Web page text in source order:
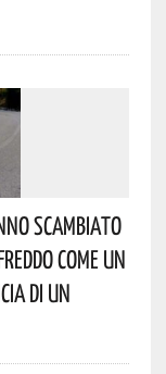
Scambiato
Come Un
Di Un